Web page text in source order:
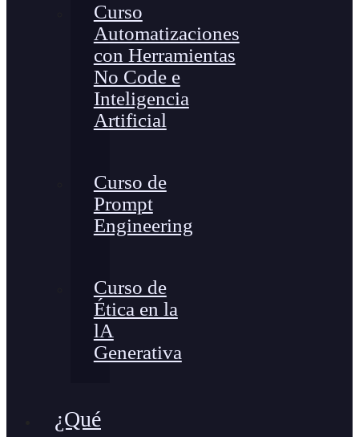
Curso
Automatizaciones
con Herramientas
No Code e
Inteligencia
Artificial
Curso de
Prompt
Engineering
Curso de
Ética en la
lA
Generativa
¿Qué